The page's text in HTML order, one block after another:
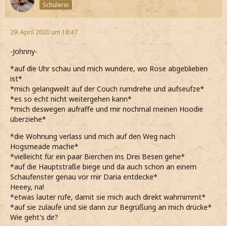
Schülerin
29. April 2020 um 18:47
-Johnny-
*auf die Uhr schau und mich wundere, wo Rose abgeblieben
ist*
*mich gelangweilt auf der Couch rumdrehe und aufseufze*
*es so echt nicht weitergehen kann*
*mich deswegen aufraffe und mir nochmal meinen Hoodie
überziehe*
*die Wohnung verlass und mich auf den Weg nach
Hogsmeade mache*
*vielleicht für ein paar Bierchen ins Drei Besen gehe*
*auf die Hauptstraße biege und da auch schon an einem
Schaufenster genau vor mir Daria entdecke*
Heeey, na!
*etwas lauter rufe, damit sie mich auch direkt wahrnimmt*
*auf sie zulaufe und sie dann zur Begrüßung an mich drücke*
Wie geht's dir?